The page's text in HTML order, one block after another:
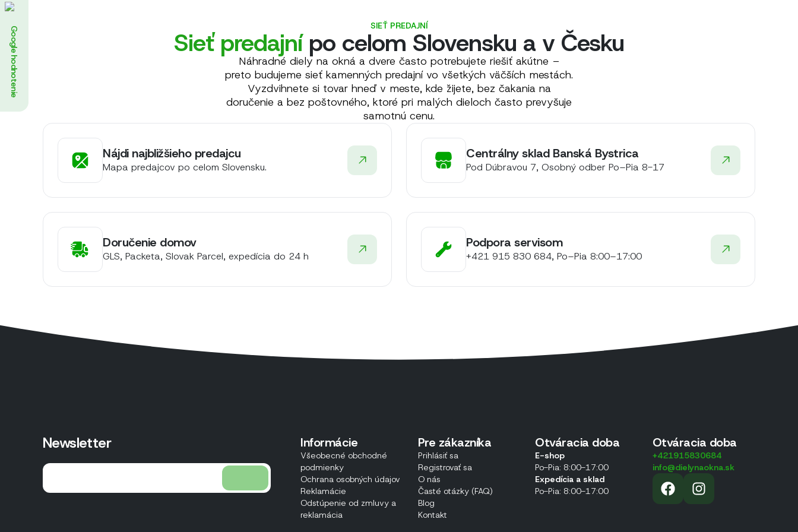
SIEŤ PREDAJNÍ
Sieť predajnípo celom Slovensku a v Česku
Náhradné diely na okná a dvere často potrebujete riešiť akútne –
preto budujeme sieť kamenných predajní vo všetkých väčších mestách.
Vyzdvihnete si tovar hneď v meste, kde žijete, bez čakania na
doručenie a bez poštovného, ktoré pri malých dieloch často prevyšuje
samotnú cenu.
Nájdi najbližšieho predajcu
Mapa predajcov po celom Slovensku.
Centrálny sklad Banská Bystrica
Pod Dúbravou 7, Osobný odber Po–Pia 8-17
Doručenie domov
GLS, Packeta, Slovak Parcel, expedícia do 24 h
Podpora servisom
+421 915 830 684, Po–Pia 8:00–17:00
Newsletter Informácie
Všeobecné obchodné
podmienky
Ochrana osobných údajov
Reklamácie
Odstúpenie od zmluvy a
reklamácia
Pre zákazníka
Prihlásiť sa
Registrovať sa
O nás
Časté otázky (FAQ)
Blog
Kontakt
Otváracia doba
E-shop
Po-Pia: 8:00-17:00
Expedícia a sklad
Po-Pia: 8:00-17:00
Otváracia doba
+421915830684
info@dielynaokna.sk
Google hodnotenie